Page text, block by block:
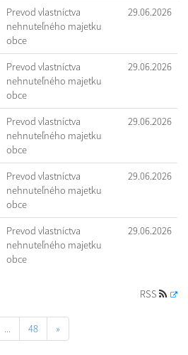
Prevod vlastníctva
nehnuteľného majetku
obce
29.06.2026
Prevod vlastníctva
nehnuteľného majetku
obce
29.06.2026
Prevod vlastníctva
nehnuteľného majetku
obce
29.06.2026
Prevod vlastníctva
nehnuteľného majetku
obce
29.06.2026
Prevod vlastníctva
nehnuteľného majetku
obce
29.06.2026
RSS
... 48 »